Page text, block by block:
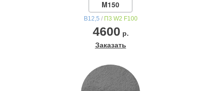
M150
В12,5 / П3 W2 F100
4600 р.
Заказать